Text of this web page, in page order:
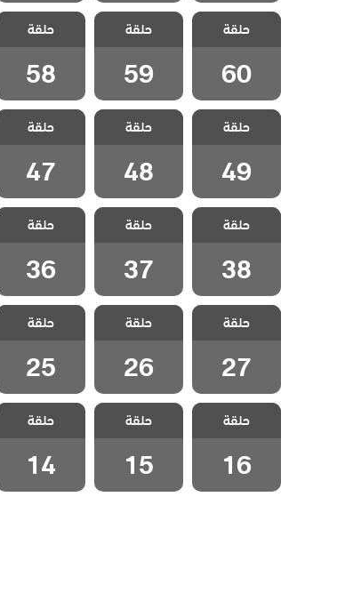
مسلسل الفناء
مدبلج الحلقة 60
حلقة
60
مسلسل الفناء
مدبلج الحلقة 59
حلقة
59
مسلسل الفناء
مدبلج الحلقة 58
حلقة
58
مسلسل الفناء
مدبلج الحلقة 49
حلقة
49
مسلسل الفناء
مدبلج الحلقة 48
حلقة
48
مسلسل الفناء
مدبلج الحلقة 47
حلقة
47
مسلسل الفناء
مدبلج الحلقة 38
حلقة
38
مسلسل الفناء
مدبلج الحلقة 37
حلقة
37
مسلسل الفناء
مدبلج الحلقة 36
حلقة
36
مسلسل الفناء
مدبلج الحلقة 27
حلقة
27
مسلسل الفناء
مدبلج الحلقة 26
حلقة
26
مسلسل الفناء
مدبلج الحلقة 25
حلقة
25
مسلسل الفناء
مدبلج الحلقة 16
حلقة
16
مسلسل الفناء
مدبلج الحلقة 15
حلقة
15
مسلسل الفناء
مدبلج الحلقة 14
حلقة
14